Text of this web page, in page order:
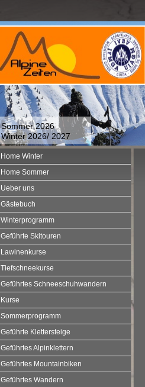
Sommer 2026
Winter 2026/ 2027
Home Winter
Home Sommer
Ueber uns
Gästebuch
Winterprogramm
Geführte Skitouren
Lawinenkurse
Tiefschneekurse
Geführtes Schneeschuhwandern
Kurse
Sommerprogramm
Geführte Klettersteige
Geführtes Alpinklettern
Geführtes Mountainbiken
Geführtes Wandern